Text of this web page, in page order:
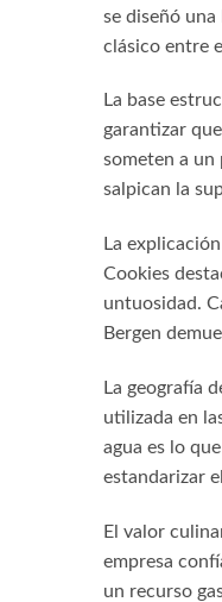
se diseñó
clásico entre
La base
garantizar
someten a un
salpican la
La
Cookies
untuosidad.
Bergen
La geografía
utilizada en
agua es lo
estandarizar
El valor
empresa
un recurso